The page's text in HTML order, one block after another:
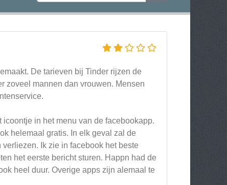
De tarieven bij Tinder rijzen de
zoveel mannen dan vrouwen. Mensen
in het menu van de facebookapp.
helemaal gratis. In elk geval zal de
Ik zie in facebook het beste
het eerste bericht sturen. Happn had de
heel duur. Overige apps zijn alemaal te